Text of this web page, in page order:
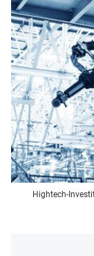
Hightech-